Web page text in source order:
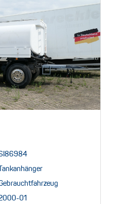
Tankanhänger
01